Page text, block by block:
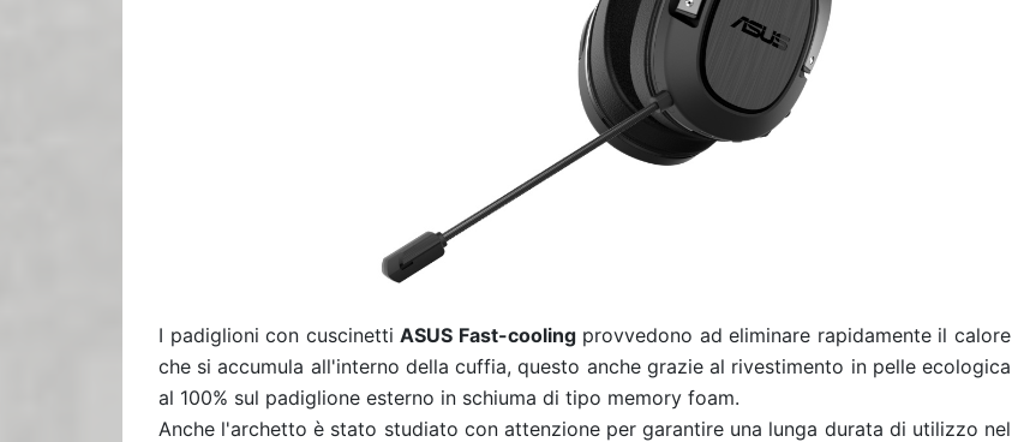
I padiglioni con cuscinettiASUS Fast-coolingprovvedono ad eliminare rapidamente il calore
che si accumula all'interno della cuffia, questo anche grazie al rivestimento in pelle ecologica
al 100% sul padiglione esterno in schiuma di tipo memory foam.
Anche l'archetto è stato studiato con attenzione per garantire una lunga durata di utilizzo nel